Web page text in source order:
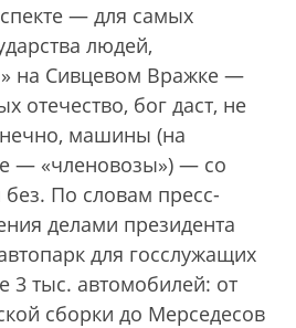
— для самых
людей,
на Сивцевом Вражке —
отечество, бог даст, не
машины (на
— «членовозы») — со
По словам пресс-
делами президента
для госслужащих
3 тыс. автомобилей: от
сборки до Мерседесов